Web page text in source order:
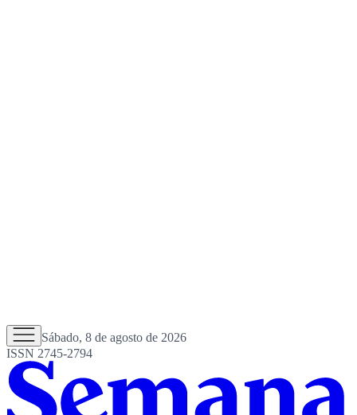
Sábado, 8 de agosto de 2026
ISSN 2745-2794